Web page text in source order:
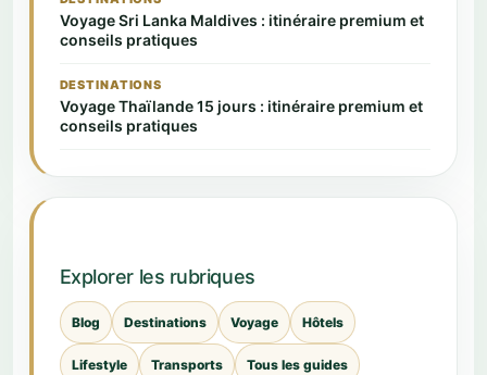
Voyage Sri Lanka Maldives : itinéraire premium et
conseils pratiques
DESTINATIONS
Voyage Thaïlande 15 jours : itinéraire premium et
conseils pratiques
Explorer les rubriques
Blog Destinations Voyage Hôtels
Lifestyle Transports Tous les guides